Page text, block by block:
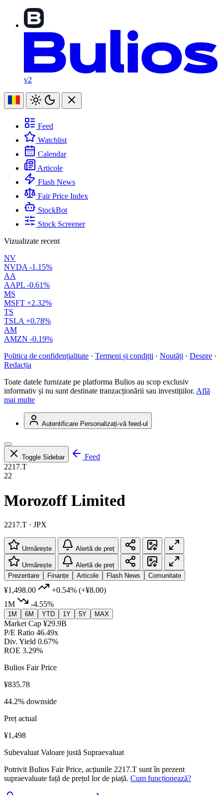
v2
Feed
Watchlist
Calendar
Articole
Flash News
Fair Price Index
StockBot
Stock Screener
Vizualizate recent
NV
NVDA -1.15%
AA
AAPL -0.61%
MS
MSFT +2.32%
TS
TSLA +0.78%
AM
AMZN -0.19%
Politica de confidențialitate · Termeni și condiții · Noutăți · Despre ·
Redacția
Toate datele furnizate pe platforma Bulios au scop exclusiv
informativ și nu sunt destinate tranzacționării sau investițiilor. Află
mai multe
Autentificare Personalizați-vă feed-ul
Toggle Sidebar
Feed
2217.T
22
Morozoff Limited
2217.T · JPX
Urmărește Alertă de preț
Urmărește
Alertă de preț
Prezentare
Finanțe Articole Flash News Comunitate
¥1,498.00 +0.54% (+¥8.00)
1M
-4.55%
1M 6M YTD 1Y 5Y MAX
Market Cap ¥29.9B
P/E Ratio 46.49x
Div. Yield 0.67%
ROE 3.29%
Bulios Fair Price
¥835.78
44.2% downside
Preț actual
¥1,498
Subevaluat Valoare justă Supraevaluat
Potrivit Bulios Fair Price, acțiunile 2217.T sunt în prezent
supraevaluate față de prețul lor de piață. Cum funcționează?